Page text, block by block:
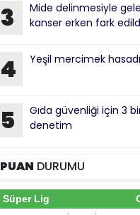
3
Mide delinmesiyle
kanser erken fark
4 Yeşil mercimek
5
Gıda güvenliği için 3
denetim
PUAN DURUMU
Süper Lig